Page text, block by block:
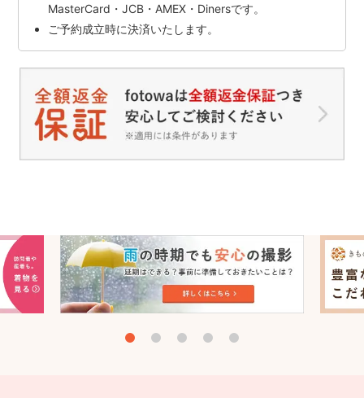
MasterCard・JCB・AMEX・Dinersです。
ご予約成立時に決済いたします。